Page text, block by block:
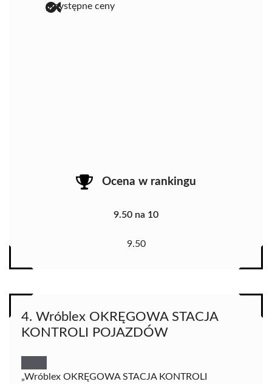
przystępne ceny
Ocena w rankingu
9.50 na 10
9.50
4. Wróblex OKRĘGOWA STACJA
KONTROLI POJAZDÓW
„Wróblex OKRĘGOWA STACJA KONTROLI